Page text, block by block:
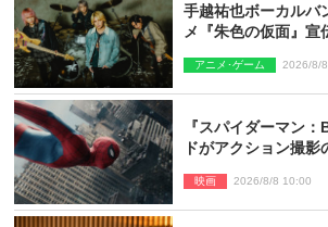
手越祐也ボーカルバ
メ『朱色の仮面』宣
アニメ･ゲーム 2026/8/
『スパイダーマン
ドがアクション撮
映画 2026/8/8 10:00